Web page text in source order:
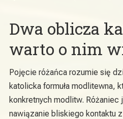
Dwa oblicza
warto o nim
Pojęcie różańca rozumie się
katolicka formuła modlitewna,
konkretnych modlitw. Różaniec
nawiązanie bliskiego kontaktu